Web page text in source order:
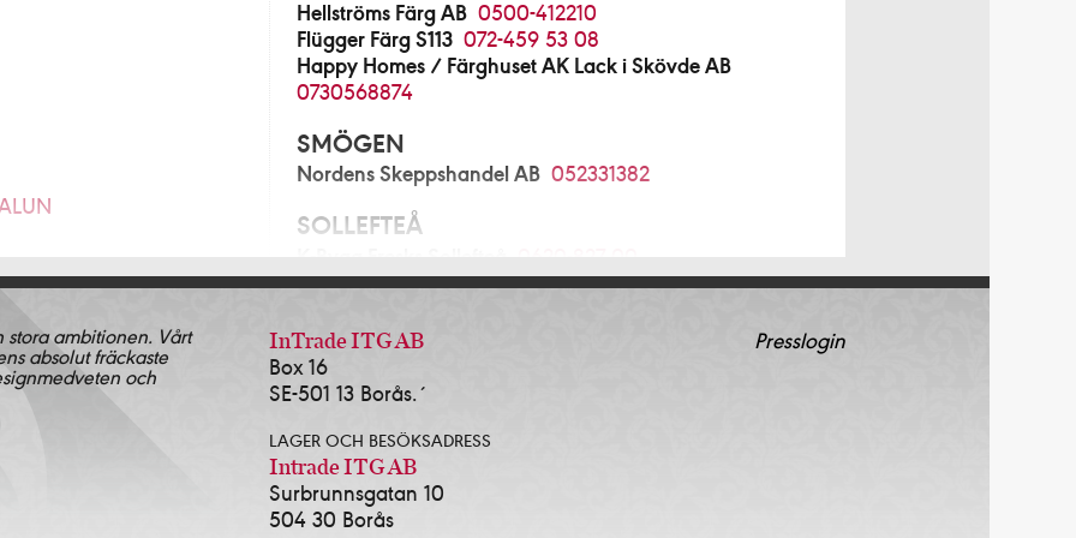
Tapet Alingsås 0322-
AB
Hellströms Färg AB 0500-412210
Flügger Färg S113 072-459 53 08
Happy Homes / Färghuset AK Lack i Skövde AB
0730568874
SMÖGEN
Nordens Skeppshandel AB 052331382
SOLLEFTEÅ
Norrort Färg & Tapetlager AB
Blå Huset i Sollentuna AB
Färgscalan Sthlm AB
SORSELE
Lidens Järnhandel AB
InTrade ITG AB
Box 16
SE-501 13 Borås.´
LAGER OCH BESÖKSADRESS
Intrade ITG AB
Surbrunnsgatan 10
504 30 Borås
Presslogin
ambitionen. Vårt
absolut fräckaste
och